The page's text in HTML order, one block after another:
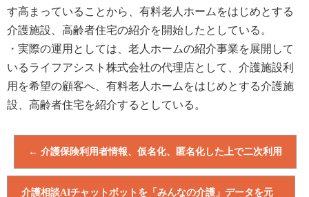
す高まっていることから、有料老人ホームをはじめとする
介護施設、高齢者住宅の紹介を開始したとしている。
・実際の運用としては、老人ホームの紹介事業を展開して
いるライフアシスト株式会社の代理店として、介護施設利
用 を希望の顧客へ、有料老人ホームをはじめとする介護施
設、高齢者住宅を紹介するとしている。
← 介護保険利用者情報、仮名化、匿名化した上で二次利用
介護相談AIチャットボットを「みんなの介護」データを元